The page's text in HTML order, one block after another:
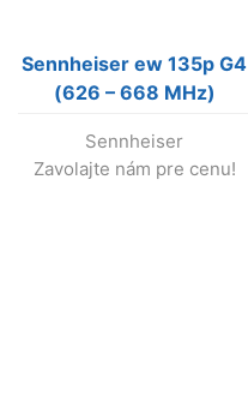
Sennheiser ew 135p G4
(626 – 668 MHz)
handkou (nevyrába sa !)
Sennheiser
Zavolajte nám pre cenu!